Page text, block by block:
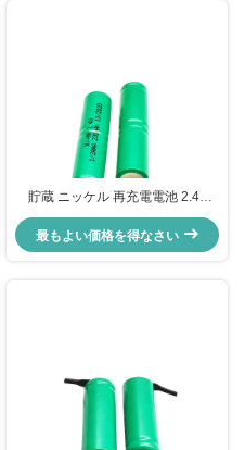
貯蔵 ニッケル 再充電電池 2.4v
250mah ニンヒ バッテリー パック
ヘアクリッパー
最もよい価格を得なさい